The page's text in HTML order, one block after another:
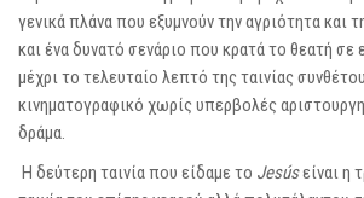
γενικά πλάνα που εξυμνούν την αγριότητα και
και ένα δυνατό σενάριο που κρατά το θεατή σε
μέχρι το τελευταίο λεπτό της ταινίας
κινηματογραφικό χωρίς υπερβολές
δράμα.
Η δεύτερη ταινία που είδαμε τo Jesúsείναι η